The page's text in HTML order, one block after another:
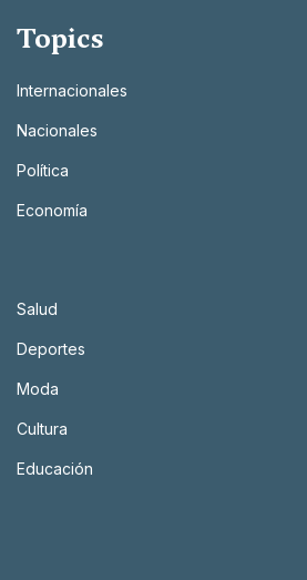
Topics
Internacionales
Nacionales
Política
Economía
Salud
Deportes
Moda
Cultura
Educación